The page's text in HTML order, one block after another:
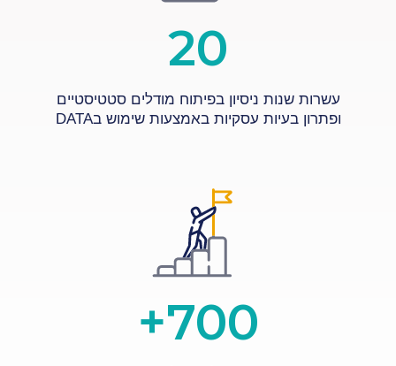
20
עשרות שנות ניסיון בפיתוח מודלים סטטיסטיים
ופתרון בעיות עסקיות באמצעות שימוש בDATA
700
+